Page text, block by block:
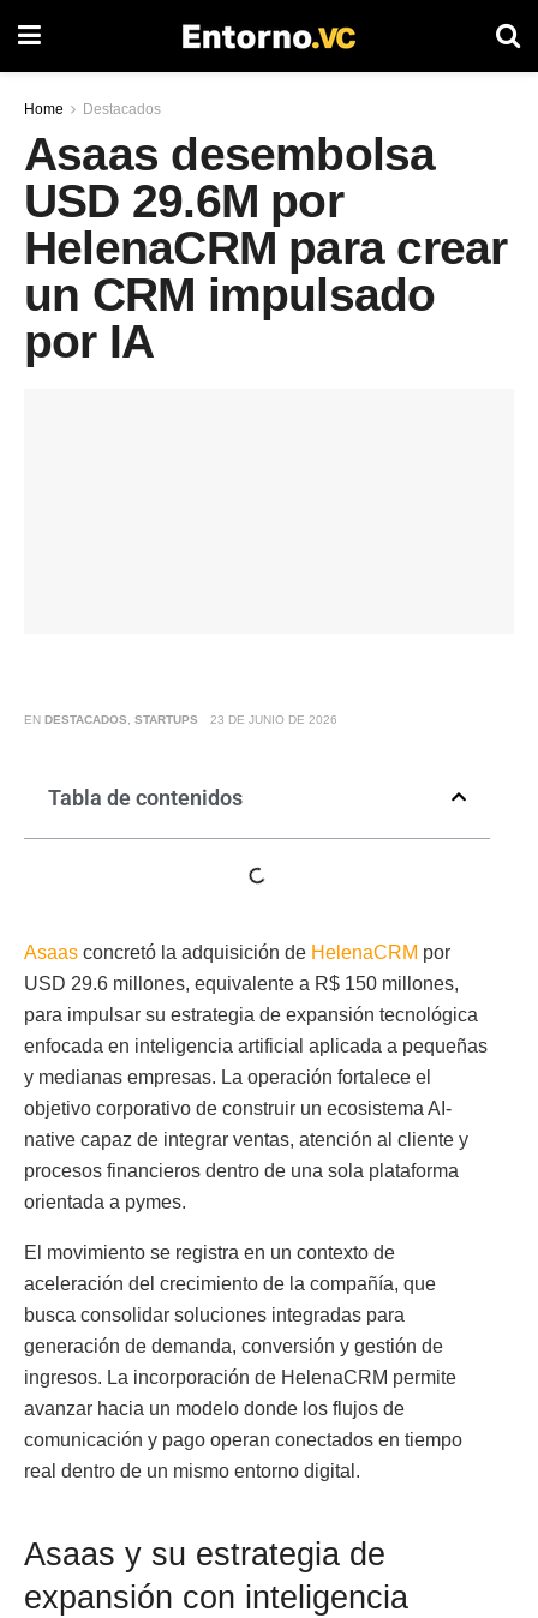
Home Destacados
Asaas desembolsa
USD 29.6M por
HelenaCRM para crear
un CRM impulsado
por IA
EN DESTACADOS STARTUPS 23 DE JUNIO DE 2026
Tabla de contenidos
Asaas concretó la adquisición de HelenaCRM por
USD 29.6 millones, equivalente a R$ 150 millones,
para impulsar su estrategia de expansión tecnológica
enfocada en inteligencia artificial aplicada a pequeñas
y medianas empresas. La operación fortalece el
objetivo corporativo de construir un ecosistema AI-
native capaz de integrar ventas, atención al cliente y
procesos financieros dentro de una sola plataforma
orientada a pymes.
El movimiento se registra en un contexto de
aceleración del crecimiento de la compañía, que
busca consolidar soluciones integradas para
generación de demanda, conversión y gestión de
ingresos. La incorporación de HelenaCRM permite
avanzar hacia un modelo donde los flujos de
comunicación y pago operan conectados en tiempo
real dentro de un mismo entorno digital.
Asaas y su estrategia de
expansión con inteligencia